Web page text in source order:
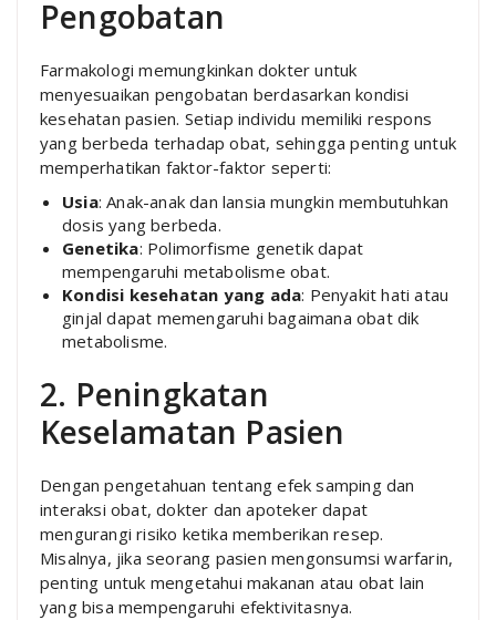
Pengobatan
Farmakologi memungkinkan dokter untuk
menyesuaikan pengobatan berdasarkan kondisi
kesehatan pasien. Setiap individu memiliki respons
yang berbeda terhadap obat, sehingga penting untuk
memperhatikan faktor-faktor seperti:
Usia: Anak-anak dan lansia mungkin membutuhkan
dosis yang berbeda.
Genetika: Polimorfisme genetik dapat
mempengaruhi metabolisme obat.
Kondisi kesehatan yang ada: Penyakit hati atau
ginjal dapat memengaruhi bagaimana obat dik
metabolisme.
2. Peningkatan
Keselamatan Pasien
Dengan pengetahuan tentang efek samping dan
interaksi obat, dokter dan apoteker dapat
mengurangi risiko ketika memberikan resep.
Misalnya, jika seorang pasien mengonsumsi warfarin,
penting untuk mengetahui makanan atau obat lain
yang bisa mempengaruhi efektivitasnya.